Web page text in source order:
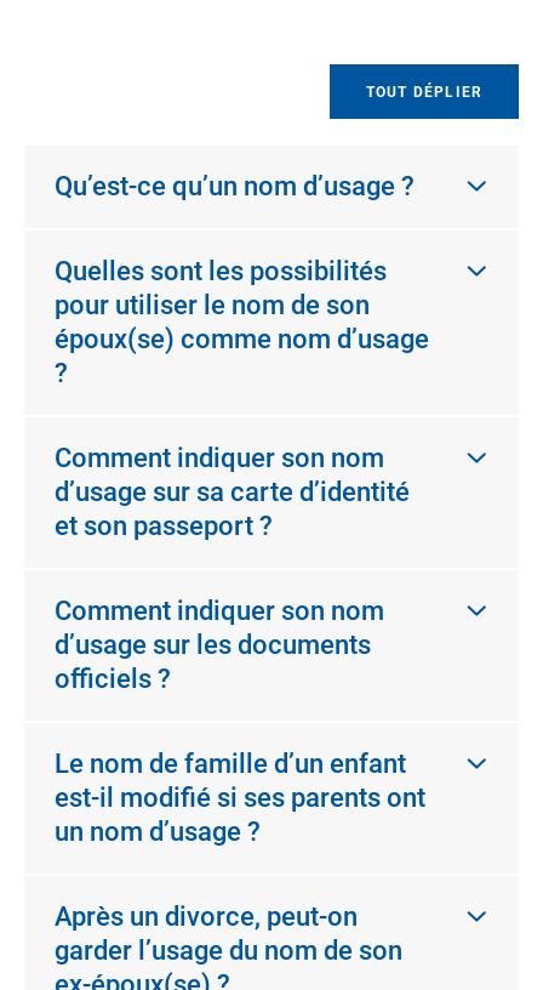
TOUT DÉPLIER
Qu’est-ce qu’un nom d’usage ?
Quelles sont les possibilités
pour utiliser le nom de son
époux(se) comme nom d’usage
?
Comment indiquer son nom
d’usage sur sa carte d’identité
et son passeport ?
Comment indiquer son nom
d’usage sur les documents
officiels ?
Le nom de famille d’un enfant
est-il modifié si ses parents ont
un nom d’usage ?
Après un divorce, peut-on
garder l’usage du nom de son